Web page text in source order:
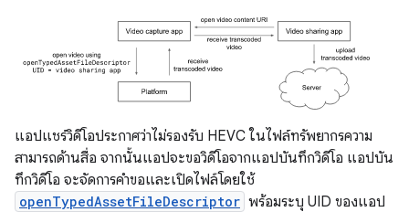
แอปแชร์วิดีโอประกาศว่าไม่รองรับ HEVC ในไฟล์ทรัพยากรความ
สามารถด้านสื่อ จากนั้นแอปจะขอวิดีโอจากแอปบันทึกวิดีโอ แอปบัน
ทึกวิดีโอ จะจัดการคำขอและเปิดไฟล์โดยใช้
openTypedAssetFileDescriptor พร้อมระบุ UID ของแอป